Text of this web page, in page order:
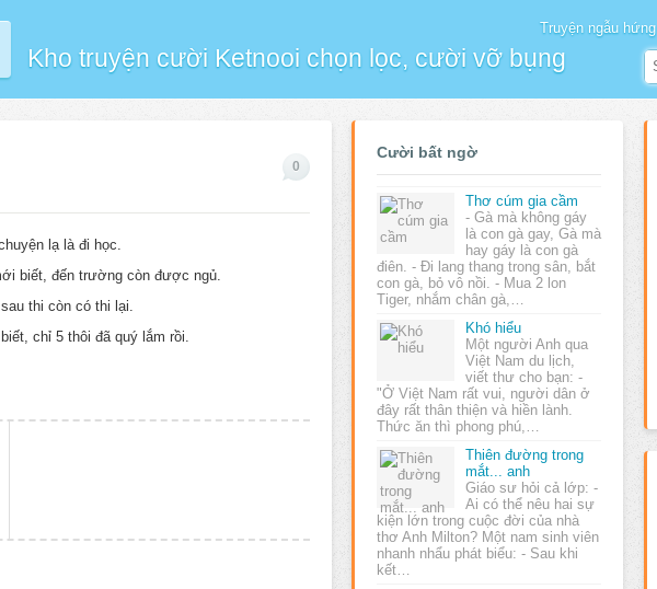
Kho truyện cười Ketnooi chọn lọc, cười vỡ bụng
Truyện ngẫu hứng
0
lạ là đi học.
biết, đến trường còn được ngủ.
thi còn có thi lại.
chỉ 5 thôi đã quý lắm rồi.
Cười bất ngờ
Thơ cúm gia cầm
- Gà mà không gáy
là con gà gay, Gà mà
hay gáy là con gà
điên. - Đi lang thang trong sân, bắt
con gà, bỏ vô nồi. - Mua 2 lon
Tiger, nhắm chân gà,…
Khó hiểu
Một người Anh qua
Việt Nam du lịch,
viết thư cho bạn: -
"Ở Việt Nam rất vui, người dân ở
đây rất thân thiện và hiền lành.
Thức ăn thì phong phú,…
Thiên đường trong
mắt... anh
Giáo sư hỏi cả lớp: -
Ai có thể nêu hai sự
kiện lớn trong cuộc đời của nhà
thơ Anh Milton? Một nam sinh viên
nhanh nhẩu phát biểu: - Sau khi
kết…